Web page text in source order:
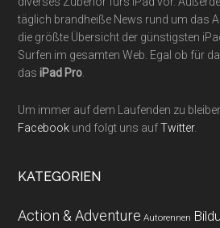
täglich brandheiße News rund um das
die größte Übersicht der günstigsten
Surfen im gesamten Web. Egal ob für
dasiPad Pro
Um immer auf dem Laufenden zu
Facebook und folgt uns aufTwitter.
KATEGORIEN
Action & Adventure Autorennen